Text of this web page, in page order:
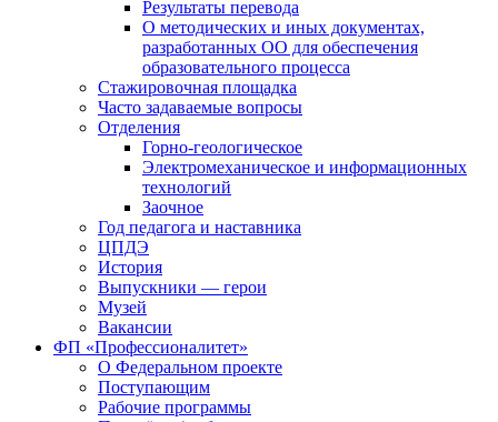
Результаты перевода
О методических и иных документах,
разработанных ОО для обеспечения
образовательного процесса
Стажировочная площадка
Часто задаваемые вопросы
Отделения
Горно-геологическое
Электромеханическое и информационных
технологий
Заочное
Год педагога и наставника
ЦПДЭ
История
Выпускники — герои
Музей
Вакансии
ФП «Профессионалитет»
О Федеральном проекте
Поступающим
Рабочие программы